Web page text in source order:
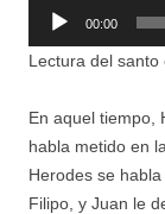
Reproductor
audio
00:00
Lectura del
En aquel tiempo,
habla metido en
Herodes se
Filipo, y Juan le